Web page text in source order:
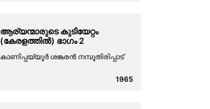
ആര്യന്മാരുടെ കുടിയേറ്റം
(കേരളത്തിൽ) ഭാഗം 2
കാണിപ്പയ്യൂർ ശങ്കരൻ നമ്പൂതിരിപ്പാട്
1965